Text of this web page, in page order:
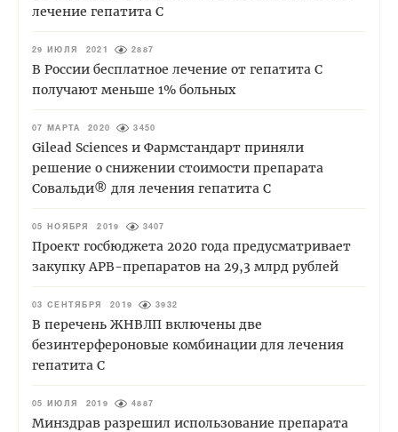
лечение гепатита С
29 ИЮЛЯ 2021 2887
В России бесплатное лечение от гепатита С
получают меньше 1% больных
07 МАРТА 2020 3450
Gilead Sciences и Фармстандарт приняли
решение о снижении стоимости препарата
Совальди® для лечения гепатита С
05 НОЯБРЯ 2019 3407
Проект госбюджета 2020 года предусматривает
закупку АРВ-препаратов на 29,3 млрд рублей
03 СЕНТЯБРЯ 2019 3932
В перечень ЖНВЛП включены две
безинтерфероновые комбинации для лечения
гепатита С
05 ИЮЛЯ 2019 4887
Минздрав разрешил использование препарата